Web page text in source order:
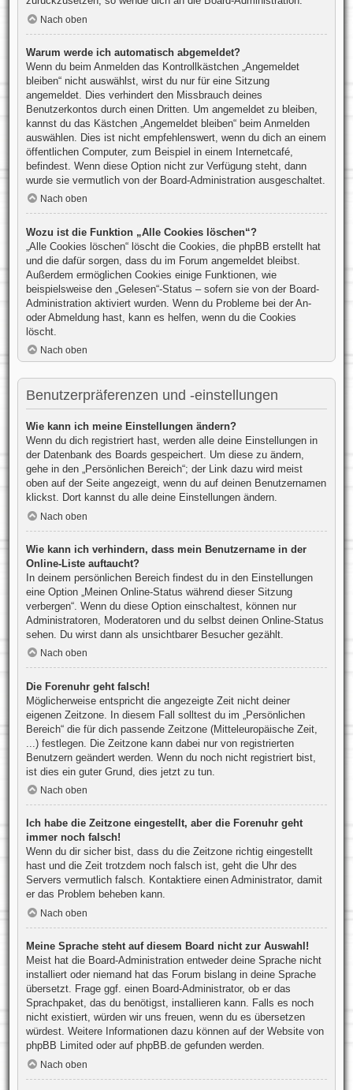
Nach oben
Warum werde ich automatisch abgemeldet?
Wenn du beim Anmelden das Kontrollkästchen „Angemeldet
bleiben“ nicht auswählst, wirst du nur für eine Sitzung
angemeldet. Dies verhindert den Missbrauch deines
Benutzerkontos durch einen Dritten. Um angemeldet zu bleiben,
kannst du das Kästchen „Angemeldet bleiben“ beim Anmelden
auswählen. Dies ist nicht empfehlenswert, wenn du dich an einem
öffentlichen Computer, zum Beispiel in einem Internetcafé,
befindest. Wenn diese Option nicht zur Verfügung steht, dann
wurde sie vermutlich von der Board-Administration ausgeschaltet.
Nach oben
Wozu ist die Funktion „Alle Cookies löschen“?
„Alle Cookies löschen“ löscht die Cookies, die phpBB erstellt hat
und die dafür sorgen, dass du im Forum angemeldet bleibst.
Außerdem ermöglichen Cookies einige Funktionen, wie
beispielsweise den „Gelesen“-Status – sofern sie von der Board-
Administration aktiviert wurden. Wenn du Probleme bei der An-
oder Abmeldung hast, kann es helfen, wenn du die Cookies
löscht.
Nach oben
Benutzerpräferenzen und -einstellungen
Wie kann ich meine Einstellungen ändern?
Wenn du dich registriert hast, werden alle deine Einstellungen in
der Datenbank des Boards gespeichert. Um diese zu ändern,
gehe in den „Persönlichen Bereich“; der Link dazu wird meist
oben auf der Seite angezeigt, wenn du auf deinen Benutzernamen
klickst. Dort kannst du alle deine Einstellungen ändern.
Nach oben
Wie kann ich verhindern, dass mein Benutzername in der
Online-Liste auftaucht?
In deinem persönlichen Bereich findest du in den Einstellungen
eine Option „Meinen Online-Status während dieser Sitzung
verbergen“. Wenn du diese Option einschaltest, können nur
Administratoren, Moderatoren und du selbst deinen Online-Status
sehen. Du wirst dann als unsichtbarer Besucher gezählt.
Nach oben
Die Forenuhr geht falsch!
Möglicherweise entspricht die angezeigte Zeit nicht deiner
eigenen Zeitzone. In diesem Fall solltest du im „Persönlichen
Bereich“ die für dich passende Zeitzone (Mitteleuropäische Zeit,
...) festlegen. Die Zeitzone kann dabei nur von registrierten
Benutzern geändert werden. Wenn du noch nicht registriert bist,
ist dies ein guter Grund, dies jetzt zu tun.
Nach oben
Ich habe die Zeitzone eingestellt, aber die Forenuhr geht
immer noch falsch!
Wenn du dir sicher bist, dass du die Zeitzone richtig eingestellt
hast und die Zeit trotzdem noch falsch ist, geht die Uhr des
Servers vermutlich falsch. Kontaktiere einen Administrator, damit
er das Problem beheben kann.
Nach oben
Meine Sprache steht auf diesem Board nicht zur Auswahl!
Meist hat die Board-Administration entweder deine Sprache nicht
installiert oder niemand hat das Forum bislang in deine Sprache
übersetzt. Frage ggf. einen Board-Administrator, ob er das
Sprachpaket, das du benötigst, installieren kann. Falls es noch
nicht existiert, würden wir uns freuen, wenn du es übersetzen
würdest. Weitere Informationen dazu können auf der Website von
phpBB Limited oder auf phpBB.degefunden werden.
Nach oben